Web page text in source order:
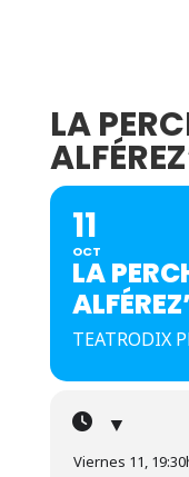
LA
11
OCT
LA
TEATRODIX
▼
Viernes 11,